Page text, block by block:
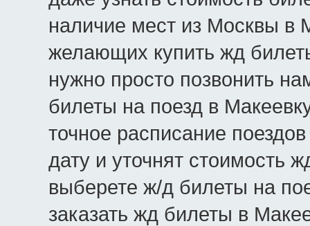
наличие мест из Москвы в
желающих купить жд
нужно просто позвонить
билеты на поезд в
точное расписание
дату и уточнят стоимость
выберете ж/д билеты на
заказать жд билеты в